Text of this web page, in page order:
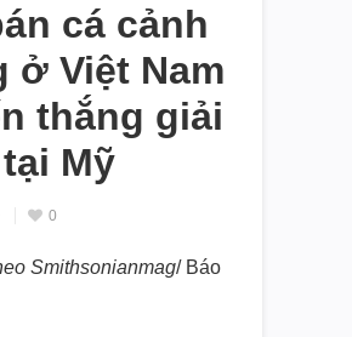
cá cảnh
ở Việt Nam
thắng giải
Mỹ
0
Smithsonianmag/ Báo